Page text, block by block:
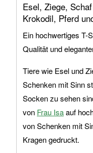
Esel, Ziege,
Krokodil, Pferd
Ein hochwertiges T-
Qualität und
Tiere wie Esel und
Schenken mit Sinn
Socken zu sehen
von Frau Isaauf
von Schenken mit
Kragen gedruckt.